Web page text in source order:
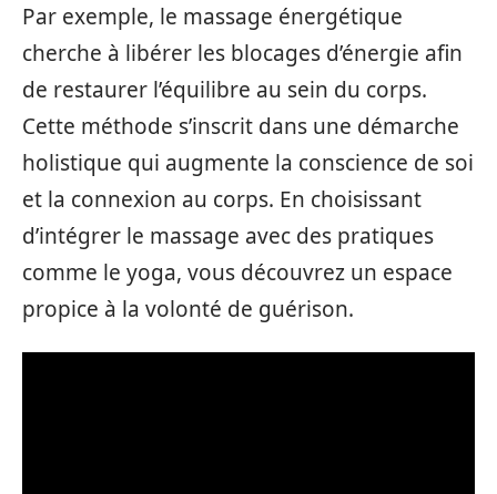
Par exemple, le massage énergétique
cherche à libérer les blocages d’énergie afin
de restaurer l’équilibre au sein du corps.
Cette méthode s’inscrit dans une démarche
holistique qui augmente la conscience de soi
et la connexion au corps. En choisissant
d’intégrer le massage avec des pratiques
comme le yoga, vous découvrez un espace
propice à la volonté de guérison.